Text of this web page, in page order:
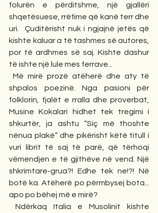
folurën e përditshme, një gjallëri
shqetësuese, rrëfime që kanë terr dhe
uri.  Çuditërisht nuk i ngjajnë jetës që
kishte kaluar a të tashmes së autores,
por të ardhmes së saj. Kishte dashur
të ishte një lule mes ferrave...
Më mirë prozë atëherë dhe aty të
shpalos poezinë. Nga pasioni për
folklorin, fjalët e rralla dhe proverbat,
Musine Kokalari hidhet tek tregimi i
shkurtër, ja ashtu “Siç më thoshte
nënua plakë” dhe pikërisht këtë titull i
vuri librit të saj të parë, që tërhoqi
vëmendjen e të gjithëve në vend. Një
shkrimtare-grua?! Edhe tek ne!?! Në
botë ka. Atëherë po përmbysej bota...
apo po bëhej më e mirë?
Ndërkaq Italia e Musolinit kishte